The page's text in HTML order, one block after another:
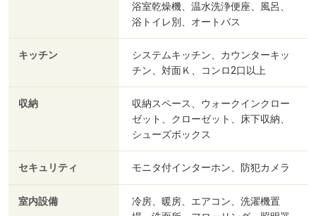
浴室乾燥機、温水洗浄便座、風呂、
浴トイレ別、オートバス
キッチン
システムキッチン、カウンターキッ
チン、対面Ｋ、コンロ2口以上
収納
収納スペース、ウォークインクロー
ゼット、クローゼット、床下収納、
シューズボックス
セキュリティ モニタ付インターホン、防犯カメラ
室内設備
冷房、暖房、エアコン、洗濯機置